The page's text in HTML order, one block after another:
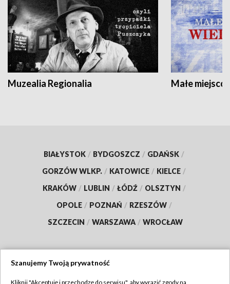
Muzealia Regionalia Małe
BIAŁYSTOK / BYDGOSZCZ / GDAŃSK /
GORZÓW WLKP. / KATOWICE / KIELCE /
KRAKÓW / LUBLIN / ŁÓDŹ / OLSZTYN /
OPOLE / POZNAŃ / RZESZÓW /
SZCZECIN / WARSZAWA / WROCŁAW
Szanujemy Twoją prywatność
Kliknij "Akceptuję i przechodzę do serwisu", aby wyrazić zgody na